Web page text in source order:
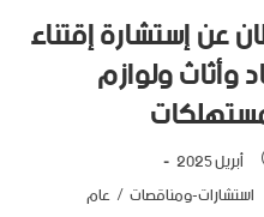
عن إستشارة إقتناء
وأثاث ولوازم
استشارات-ومناقصات/عام